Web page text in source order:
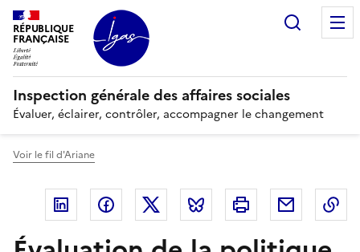
Panneau de gestion des cookies
RÉPUBLIQUE
FRANÇAISE
Inspection générale des affaires sociales
Évaluer, éclairer, contrôler, accompagner le changement
Voir le fil d'Ariane
Linkedin FacebookTwitter Bluesky Imprimer Courriel